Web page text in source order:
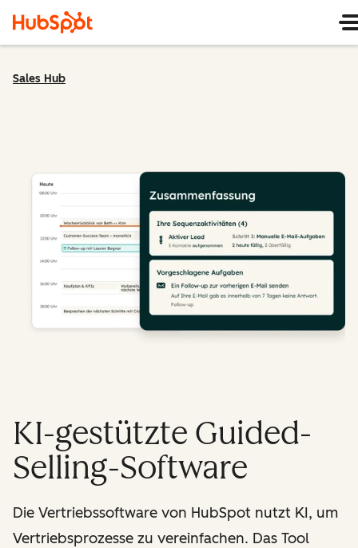
Sales Hub
KI-gestützte Guided-
Selling-Software
Die Vertriebssoftware von HubSpot nutzt KI, um
Vertriebsprozesse zu vereinfachen. Das Tool